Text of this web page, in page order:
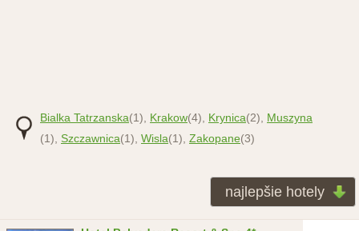
Bialka Tatrzanska(1), Krakow(4), Krynica(2), Muszyna
(1), Szczawnica(1), Wisla(1), Zakopane(3)
najlepšie hotely